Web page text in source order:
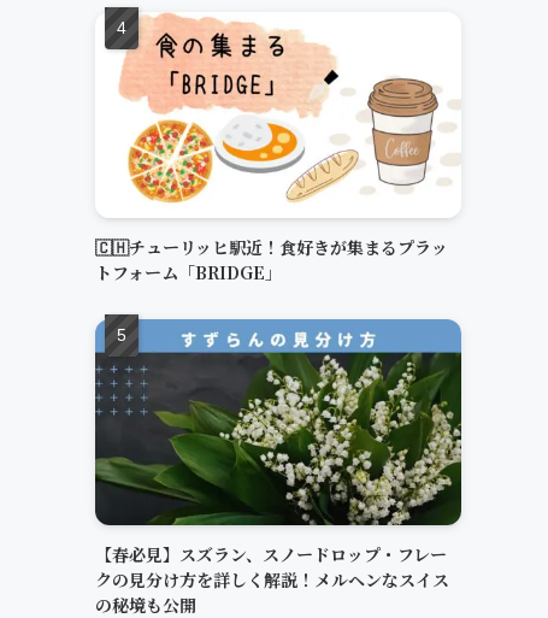
🇨🇭チューリッヒ駅近！食好きが集まるプラッ
トフォーム「BRIDGE」
【春必見】スズラン、スノードロップ・フレー
クの見分け方を詳しく解説！メルヘンなスイス
の秘境も公開